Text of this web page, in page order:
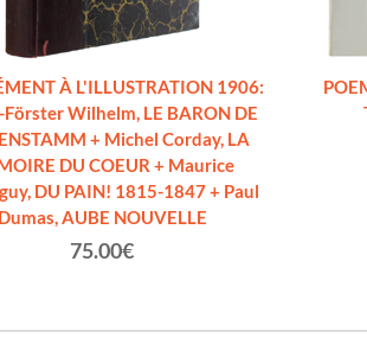
À L'ILLUSTRATION 1906:
Wilhelm, LE BARON DE
+ Michel Corday, LA
DU COEUR + Maurice
DU PAIN! 1815-1847 + Paul
Dumas, AUBE NOUVELLE
75.00€